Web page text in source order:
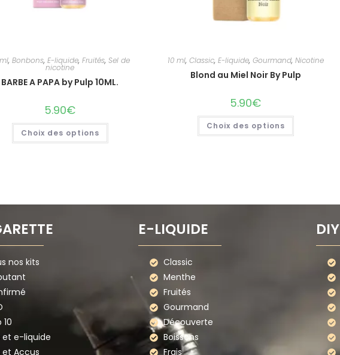
, Bonbons, E-liquide, Fruités, Sel de
nicotine
BARBE A PAPA by Pulp 10ML.
5.90€
Choix des options
10 ml, Classic, E-liquide, Gourmand, Nicotine
Blond au Miel Noir By Pulp
5.90€
Choix des options
nos kits
10
et e-liquide
et Accus
E-LIQUIDE
Classic
Menthe
Fruités
Gourmand
Découverte
Boissons
Frais
DIY